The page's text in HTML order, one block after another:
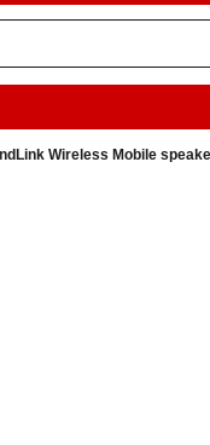
Wireless Mobile